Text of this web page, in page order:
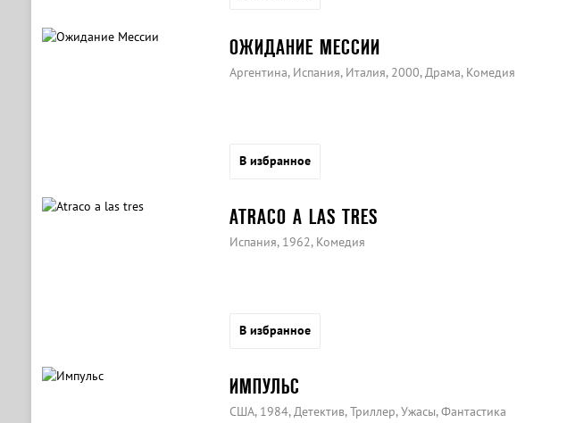
ОЖИДАНИЕ МЕССИИ
Аргентина, Испания, Италия, 2000, Драма, Комедия
В избранное
ATRACO A LAS TRES
Испания, 1962, Комедия
В избранное
ИМПУЛЬС
США, 1984, Детектив, Триллер, Ужасы, Фантастика